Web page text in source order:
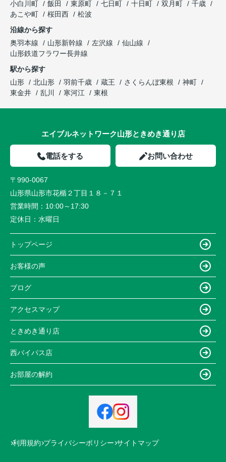
小白川町
飯田 東原町 七日町 十日町 双月町
千歳
あこや町
桜田西
松波
沿線から探す
奥羽本線
山形新幹線 左沢線
仙山線
山形鉄道フラワー長井線
駅から探す
山形
北山形 羽前千歳 蔵王 さくらんぼ東根
神町
東金井
乱川 寒河江 東根
エイブルネットワーク山形ときめき通り店
電話をする お問い合わせ
〒990-0067
山形県山形市花楯２丁目１８－７１
営業時間： 10:00～17:30
定休日： 水曜日
トップページ
お客様の声
ブログ
アクセスマップ
ときめき通り店
西バイパス店
お部屋の解約
利用規約 プライバシーポリシー サイトマップ